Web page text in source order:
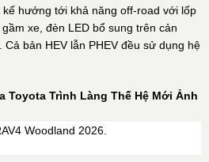
hướng tới khả năng off-road với lốp
xe, đèn LED bổ sung trên cản
bản HEV lẫn PHEV đều sử dụng hệ
Woodland 2026.